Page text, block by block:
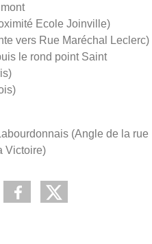
Ecole Joinville)
vers Rue Maréchal Leclerc)
le rond point Saint
(Angle de la rue
Victoire)